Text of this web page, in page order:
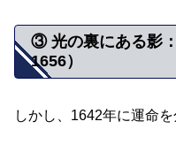
③ 光の裏にある影
1656）
しかし、1642年に運命